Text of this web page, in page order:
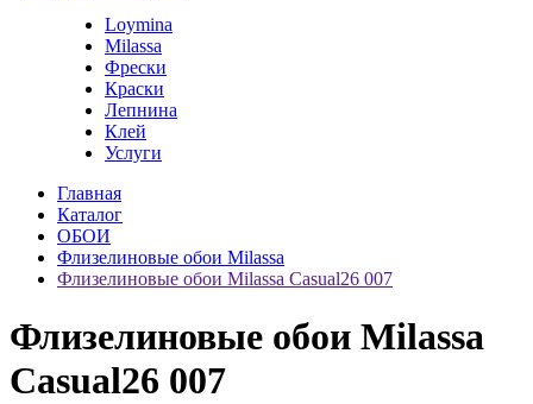
Loymina
Milassa
Фрески
Краски
Лепнина
Клей
Услуги
Главная
Каталог
ОБОИ
Флизелиновые обои Milassa
Флизелиновые обои Milassa Casual26 007
Флизелиновые обои Milassa
Casual26 007